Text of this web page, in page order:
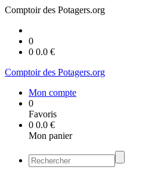
Comptoir des Potagers.org
0
0 0.0 €
Comptoir des Potagers.org
Mon compte
0
Favoris
0 0.0 €
Mon panier